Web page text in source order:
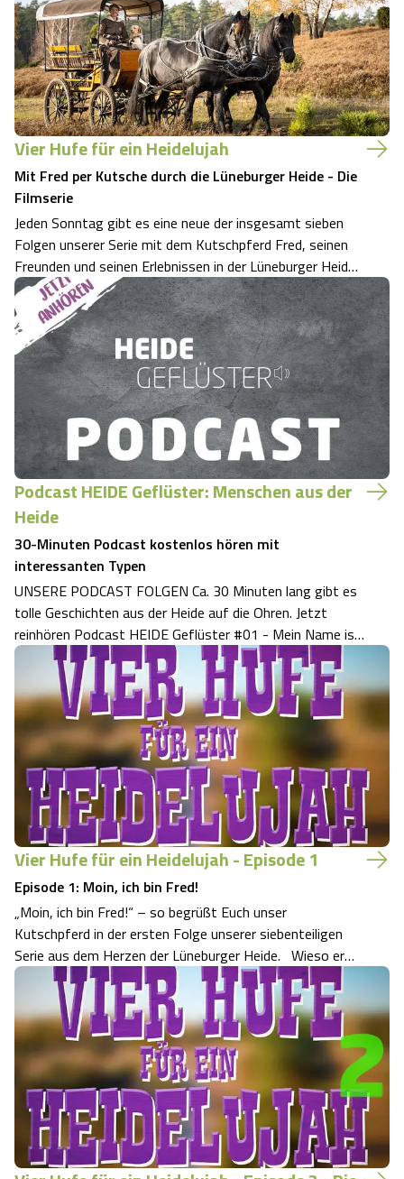
Vier Hufe für ein Heidelujah
Mit Fred per Kutsche durch die Lüneburger Heide - Die
Filmserie
Jeden Sonntag gibt es eine neue der insgesamt sieben
Folgen unserer Serie mit dem Kutschpferd Fred, seinen
Freunden und seinen Erlebnissen in der Lüneburger Heide.
Moin, ich bin Fred! Mein vollständiger Name ist „Magic
Fred“, doch das ist nur offiziell wichtig. Meine Freunde
nennen mich Fred. Ich b…
Podcast HEIDE Geflüster: Menschen aus der
Heide
30-Minuten Podcast kostenlos hören mit
interessanten Typen
UNSERE PODCAST FOLGEN Ca. 30 Minuten lang gibt es
tolle Geschichten aus der Heide auf die Ohren. Jetzt
reinhören Podcast HEIDE Geflüster #01 - Mein Name ist
Trecker. Doktor Trecker Der Trecker verrückte Schrauber
Holger Hink erzählt aus seinem Leben. Sehr hörenswert
auch für Nichtschrauber. Und was…
Vier Hufe für ein Heidelujah - Episode 1
Episode 1: Moin, ich bin Fred!
„Moin, ich bin Fred!“ – so begrüßt Euch unser
Kutschpferd in der ersten Folge unserer siebenteiligen
Serie aus dem Herzen der Lüneburger Heide. Wieso er
mit seinen drei besten Freunden ein echtes „ Dream -
Team “ bildet, weshalb er seine Heimat als romantisches
Lila-Land bezeichne…